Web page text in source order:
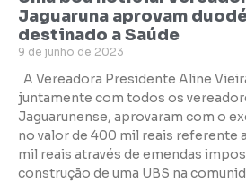
Jaguaruna aprovam
destinado a Saúde
9 de junho de 2023
A Vereadora Presidente Aline
juntamente com todos os
Jaguarunense, aprovaram com o
no valor de 400 mil reais referente
mil reais através de emendas
construção de uma UBS na